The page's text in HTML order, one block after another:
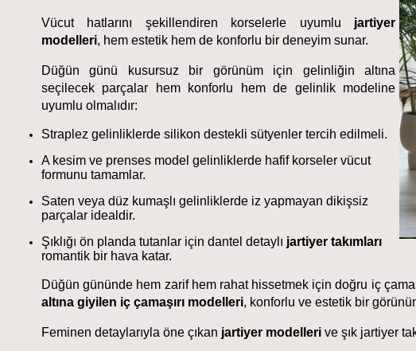
Vücut hatlarını şekillendiren korselerle uyumlu jartiyer
modelleri, hem estetik hem de konforlu bir deneyim sunar.
Düğün günü kusursuz bir görünüm için gelinliğin altına
seçilecek parçalar hem konforlu hem de gelinlik modeline
uyumlu olmalıdır:
Straplez gelinliklerde silikon destekli sütyenler tercih edilmeli.
A kesim ve prenses model gelinliklerde hafif korseler vücut
formunu tamamlar.
Saten veya düz kumaşlı gelinliklerde iz yapmayan dikişsiz
parçalar idealdir.
Şıklığı ön planda tutanlar için dantel detaylı jartiyer takımları
romantik bir hava katar.
Düğün gününde hem zarif hem rahat hissetmek için doğru iç
altına giyilen iç çamaşırı modelleri, konforlu ve estetik bir
Feminen detaylarıyla öne çıkan jartiyer modelleri ve şık jartiyer